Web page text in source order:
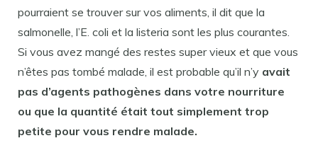
pourraient se trouver sur vos aliments, il dit que la
salmonelle, l’E. coli et la listeria sont les plus courantes.
Si vous avez mangé des restes super vieux et que vous
n’êtes pas tombé malade, il est probable qu’il n’y avait
pas d’agents pathogènes dans votre nourriture
ou que la quantité était tout simplement trop
petite pour vous rendre malade.